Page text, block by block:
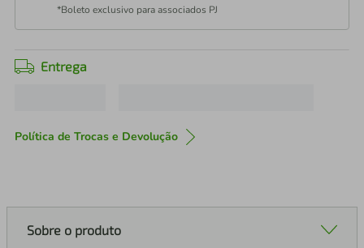
*Boleto exclusivo para associados PJ
Entrega
Política de Trocas e Devolução
Sobre o produto